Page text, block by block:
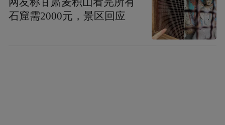
网友称甘肃麦积山看完所有
石窟需2000元，景区回应